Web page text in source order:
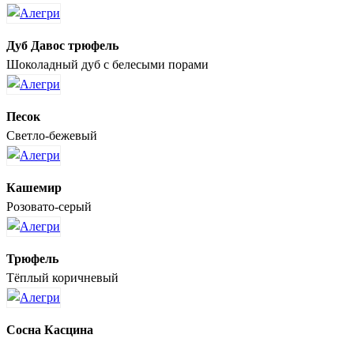
Дуб Давос трюфель
Шоколадный дуб с белесыми порами
Песок
Светло-бежевый
Кашемир
Розовато-серый
Трюфель
Тёплый коричневый
Сосна Касцина